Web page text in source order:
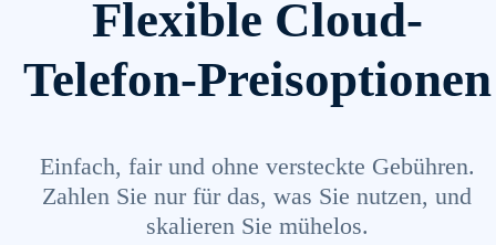
Flexible Cloud-
Telefon-Preisoptionen
Einfach, fair und ohne versteckte Gebühren.
Zahlen Sie nur für das, was Sie nutzen, und
skalieren Sie mühelos.